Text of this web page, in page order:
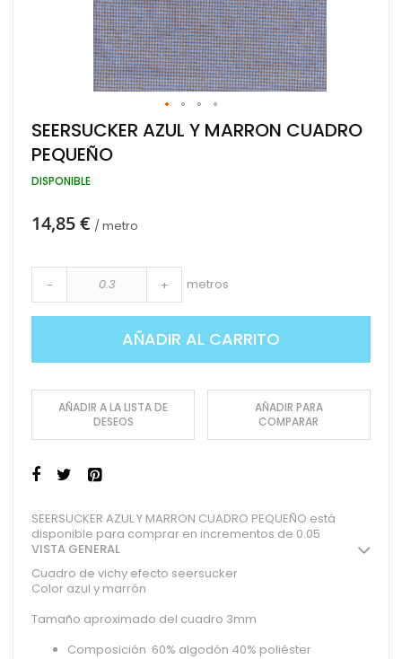
Saltar
al
comienzo
la
de
imágenes
SEERSUCKER AZUL Y MARRON CUADRO
PEQUEÑO
DISPONIBLE
14,85 € / metro
- + metros
AÑADIR AL CARRITO
AÑADIR A LA LISTA DE
DESEOS
AÑADIR PARA
COMPARAR
SEERSUCKER AZUL Y MARRON CUADRO PEQUEÑO está
disponible para comprar en incrementos de 0.05
VISTA GENERAL
Cuadro de vichy efecto seersucker
Color azul y marrón
Tamaño aproximado del cuadro 3mm
Composición 60% algodón 40% poliéster